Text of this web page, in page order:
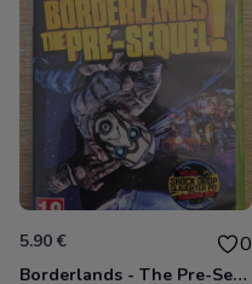
5.90 € 0
Borderlands - The Pre-Sequel ! Xbox 360